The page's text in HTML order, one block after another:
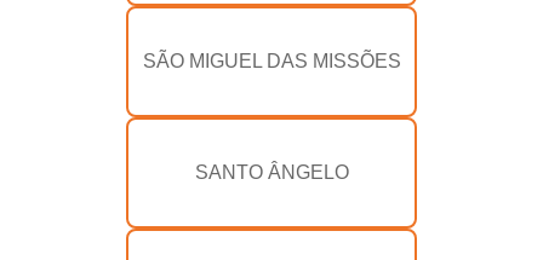
SÃO MIGUEL DAS MISSÕES
SANTO ÂNGELO